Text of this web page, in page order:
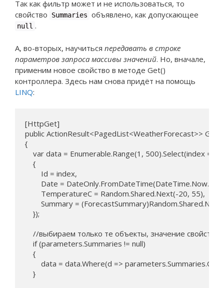
Так как фильтр может и не использоваться, то
свойство
Summaries объявлено, как допускающее
null .
А, во-вторых, научиться передавать в строке
параметров запроса массивы значений. Но, вначале,
применим новое свойство в методе Get()
контроллера. Здесь нам снова придёт на помощь
LINQ:
[HttpGet]
public ActionResult<PagedList<WeatherForecast>>
{
var data = Enumerable.Range(1, 500).Select(index
    {
        Id = index,
Date =
        TemperatureC = Random.Shared.Next(-20, 55),
Summary =
    });
//выбираем только те объекты, значение
    if (parameters.Summaries != null)
    {
data = data.Where(d =>
    }